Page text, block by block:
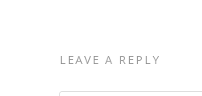
LEAVE A REPLY